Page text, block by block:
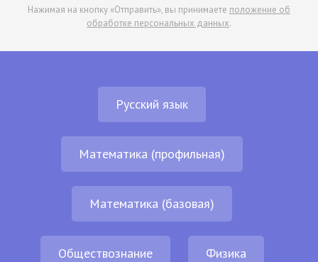
Нажимая на кнопку «Отправить», вы принимаете положение об
обработке персональных данных.
Русский язык
Математика (профильная)
Математика (базовая)
Обществознание Физика